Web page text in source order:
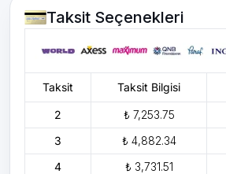
Taksit Seçenekleri
Taksit Taksit Bilgisi
2 ₺ 7,253.75
3
₺ 4,882.34
4
₺ 3,731.51